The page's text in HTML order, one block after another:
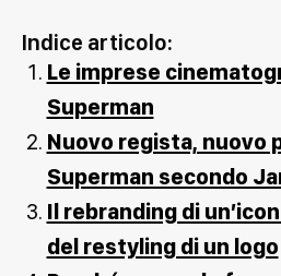
Indice articolo:
Le imprese
Superman
Nuovo regista, nuovo
Superman secondo
Il rebranding di
del restyling di un logo